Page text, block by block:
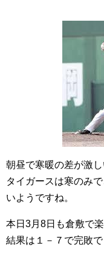
朝昼で寒暖の差が激
タイガースは寒のみ
いようですね。
本日3月8日も倉敷で
結果は１－７で完敗で